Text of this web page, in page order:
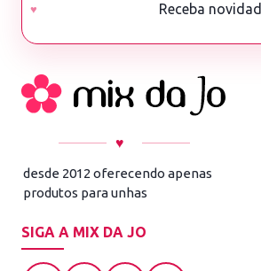
Receba
♥
desde 2012 oferecendo apenas
produtos para unhas
SIGA A MIX DA JO